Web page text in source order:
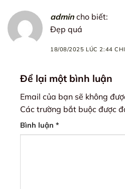
admin cho biết:
Đẹp quá
18/08/2025 LÚC 2:44
Để lại một bình luận
Email của bạn sẽ không
Các trường bắt buộc được
Bình luận *